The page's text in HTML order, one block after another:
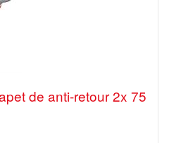
de anti-retour 2x 75